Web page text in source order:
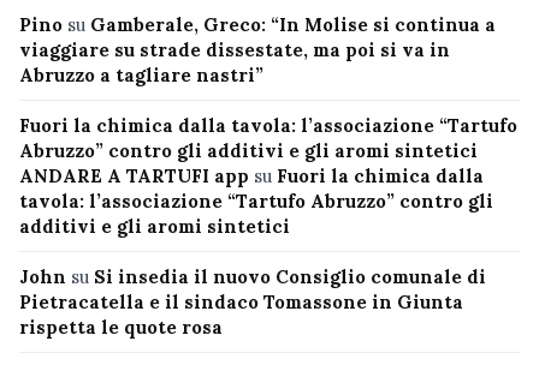
Pino su Gamberale, Greco: “In Molise si continua a
viaggiare su strade dissestate, ma poi si va in
Abruzzo a tagliare nastri”
Fuori la chimica dalla tavola: l’associazione “Tartufo
Abruzzo” contro gli additivi e gli aromi sintetici
ANDARE A TARTUFI app su Fuori la chimica dalla
tavola: l’associazione “Tartufo Abruzzo” contro gli
additivi e gli aromi sintetici
John su Si insedia il nuovo Consiglio comunale di
Pietracatella e il sindaco Tomassone in Giunta
rispetta le quote rosa